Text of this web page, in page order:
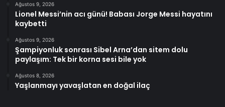
Ağustos 9, 2026
Lionel Messi’nin acı günü! Babası Jorge Messi hayatını
kaybetti
Ağustos 9, 2026
Şampiyonluk sonrası Sibel Arna’dan sitem dolu
paylaşım: Tek bir korna sesi bile yok
Ağustos 8, 2026
Yaşlanmayı yavaşlatan en doğal ilaç